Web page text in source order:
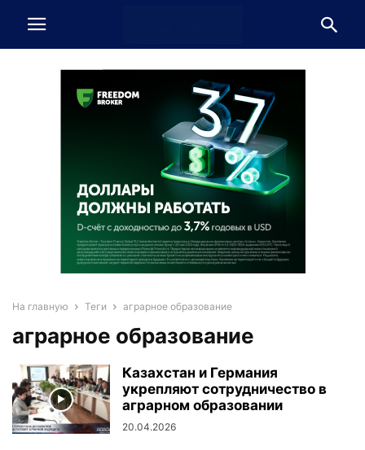
На главную Теги аграрное образование
аграрное образование
Казахстан и Германия
укрепляют сотрудничество в
аграрном образовании
20.04.2026